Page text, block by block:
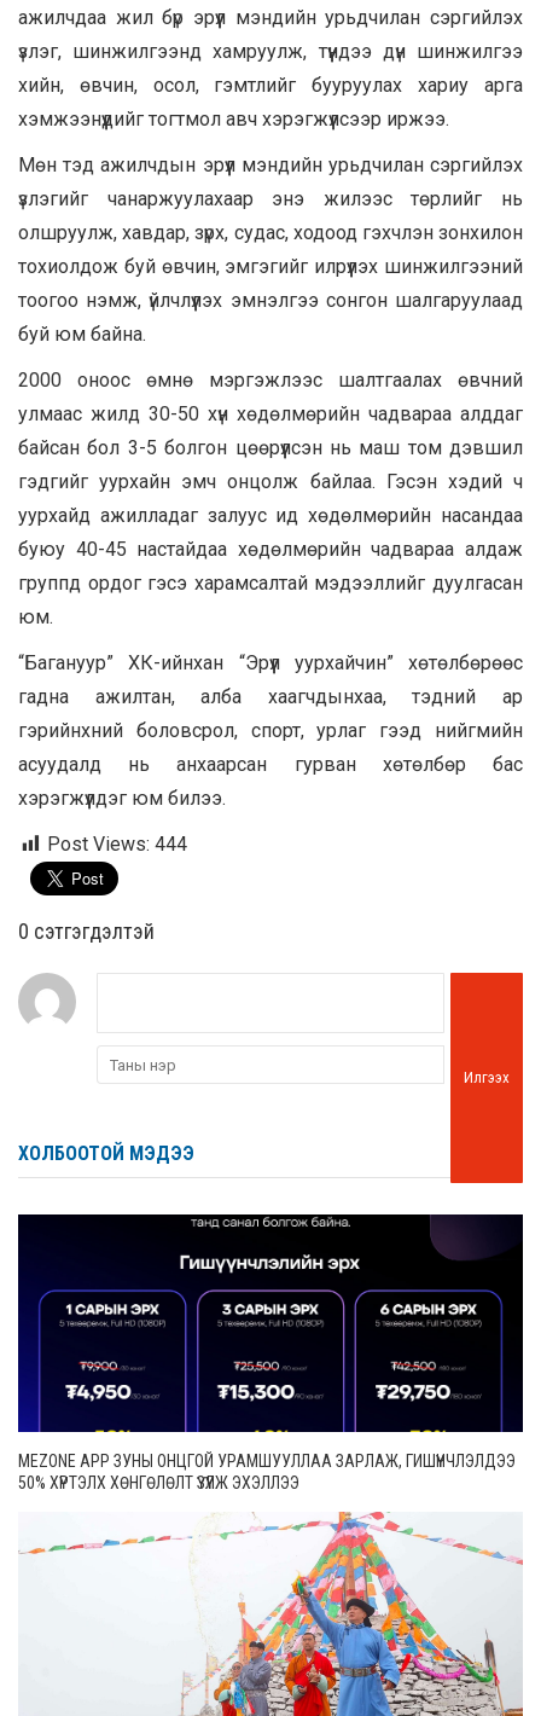
ажилчдаа жил бүр эрүүл мэндийн урьдчилан сэргийлэх
үзлэг, шинжилгээнд хамруулж, түүндээ дүн шинжилгээ
хийн, өвчин, осол, гэмтлийг бууруулах хариу арга
хэмжээнүүдийг тогтмол авч хэрэгжүүлсээр иржээ.
Мөн тэд ажилчдын эрүүл мэндийн урьдчилан сэргийлэх
үзлэгийг чанаржуулахаар энэ жилээс төрлийг нь
олшруулж, хавдар, зүрх, судас, ходоод гэхчлэн зонхилон
тохиолдож буй өвчин, эмгэгийг илрүүлэх шинжилгээний
тоогоо нэмж, үйлчлүүлэх эмнэлгээ сонгон шалгаруулаад
буй юм байна.
2000 оноос өмнө мэргэжлээс шалтгаалах өвчний
улмаас жилд 30-50 хүн хөдөлмөрийн чадвараа алддаг
байсан бол 3-5 болгон цөөрүүлсэн нь маш том дэвшил
гэдгийг уурхайн эмч онцолж байлаа. Гэсэн хэдий ч
уурхайд ажилладаг залуус ид хөдөлмөрийн насандаа
буюу 40-45 настайдаа хөдөлмөрийн чадвараа алдаж
группд ордог гэсэ харамсалтай мэдээллийг дуулгасан
юм.
“Багануур” ХК-ийнхан “Эрүүл уурхайчин” хөтөлбөрөөс
гадна ажилтан, алба хаагчдынхаа, тэдний ар
гэрийнхний боловсрол, спорт, урлаг гээд нийгмийн
асуудалд нь анхаарсан гурван хөтөлбөр бас
хэрэгжүүлдэг юм билээ.
Post Views: 444
0 cэтгэгдэлтэй
Илгээх
ХОЛБООТОЙ МЭДЭЭ
MEZONE APP ЗУНЫ ОНЦГОЙ УРАМШУУЛЛАА ЗАРЛАЖ, ГИШҮҮНЧЛЭЛДЭЭ
50% ХҮРТЭЛХ ХӨНГӨЛӨЛТ ҮЗҮҮЛЖ ЭХЭЛЛЭЭ